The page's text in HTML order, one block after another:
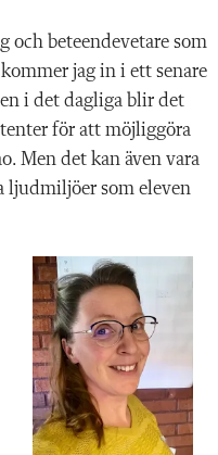
och beteendevetare som
jag in i ett senare
i det dagliga blir det
för att möjliggöra
Men det kan även vara
ljud­miljöer som eleven